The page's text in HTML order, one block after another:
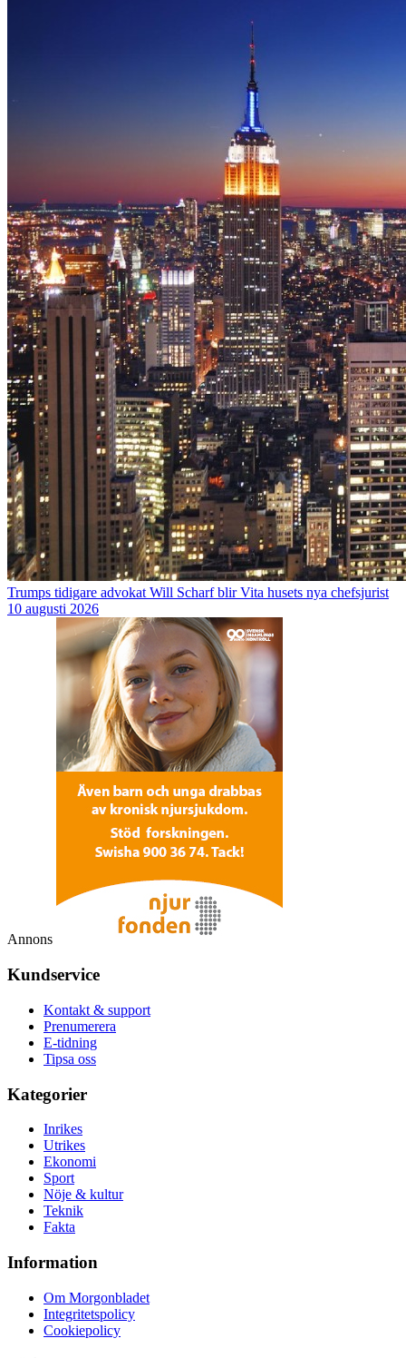
Trumps tidigare advokat Will Scharf blir Vita husets nya chefsjurist
10 augusti 2026
Annons
Kundservice
Kontakt & support
Prenumerera
E-tidning
Tipsa oss
Kategorier
Inrikes
Utrikes
Ekonomi
Sport
Nöje & kultur
Teknik
Fakta
Information
Om Morgonbladet
Integritetspolicy
Cookiepolicy